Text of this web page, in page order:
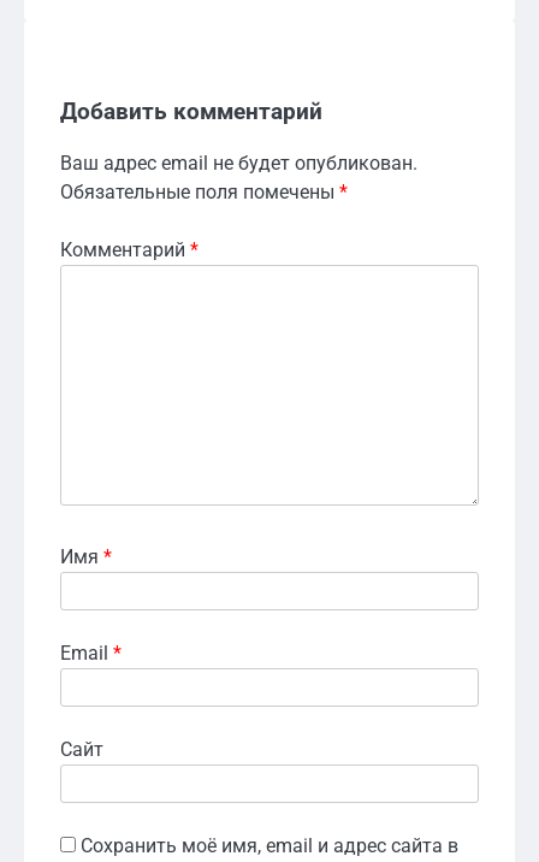
Добавить комментарий
Ваш адрес email не будет опубликован.
Обязательные поля помечены *
Комментарий *
Имя *
Email *
Сайт
Сохранить моё имя, email и адрес сайта в